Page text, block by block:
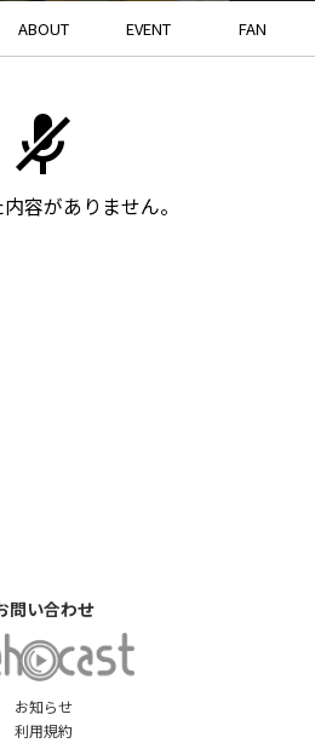
ABOUT EVENT FAN
容がありません。
お知らせ
利用規約
問い合わせ